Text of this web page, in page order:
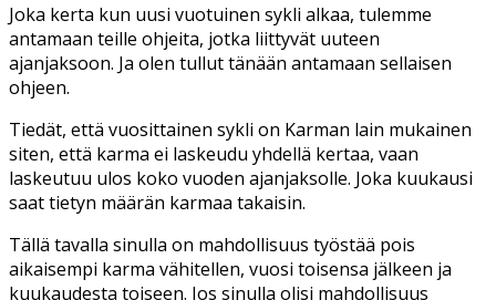
Joka kerta kun uusi vuotuinen sykli alkaa, tulemme
antamaan teille ohjeita, jotka liittyvät uuteen
ajanjaksoon. Ja olen tullut tänään antamaan sellaisen
ohjeen.
Tiedät, että vuosittainen sykli on Karman lain mukainen
siten, että karma ei laskeudu yhdellä kertaa, vaan
laskeutuu ulos koko vuoden ajanjaksolle. Joka kuukausi
saat tietyn määrän karmaa takaisin.
Tällä tavalla sinulla on mahdollisuus työstää pois
aikaisempi karma vähitellen, vuosi toisensa jälkeen ja
kuukaudesta toiseen. Jos sinulla olisi mahdollisuus